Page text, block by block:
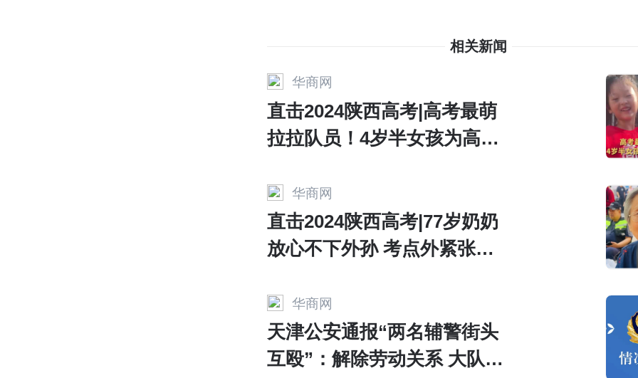
相关新闻
华商网
直击2024陕西高考|高考最萌
拉拉队员！4岁半女孩为高考
华商网
直击2024陕西高考|77岁奶奶
放心不下外孙 考点外紧张守
华商网
天津公安通报“两名辅警街头
互殴”：解除劳动关系 大队长